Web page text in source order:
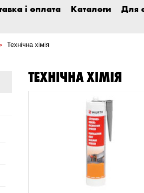
і оплата Каталоги Для
Технічна хімія
ТЕХНІЧНА ХІМІЯ